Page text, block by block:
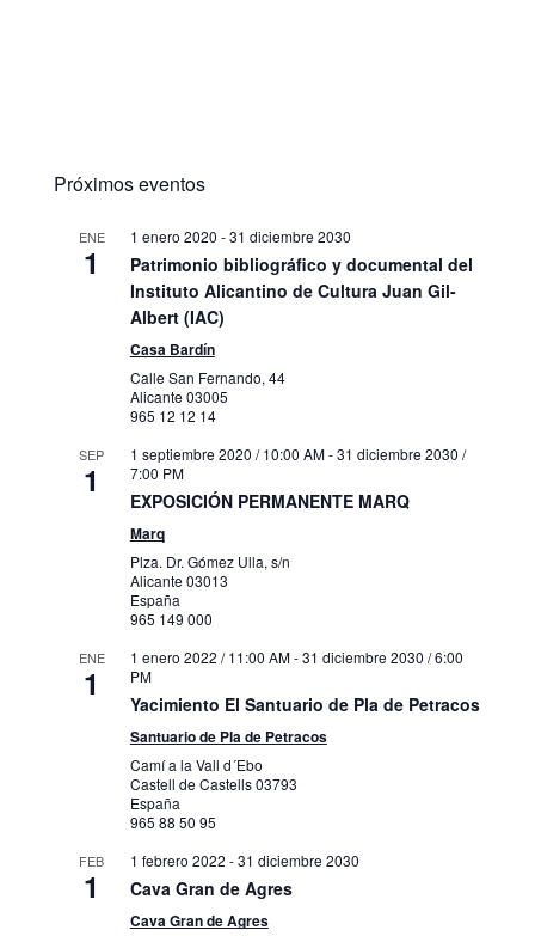
Próximos eventos
ENE
1
1 enero 2020 -31 diciembre 2030
Patrimonio bibliográfico y documental del
Instituto Alicantino de Cultura Juan Gil-
Albert (IAC)
Casa Bardín
Calle San Fernando, 44
Alicante 03005
965 12 12 14
SEP
1
1 septiembre 2020 / 10:00 AM-31 diciembre 2030 /
7:00 PM
EXPOSICIÓN PERMANENTE MARQ
Marq
Plza. Dr. Gómez Ulla, s/n
Alicante 03013
España
965 149 000
ENE
1
1 enero 2022 / 11:00 AM-31 diciembre 2030 / 6:00
PM
Yacimiento El Santuario de Pla de Petracos
Santuario de Pla de Petracos
Camí a la Vall d´Ebo
Castell de Castells03793
España
965 88 50 95
FEB
1
1 febrero 2022 -31 diciembre 2030
Cava Gran de Agres
Cava Gran de Agres